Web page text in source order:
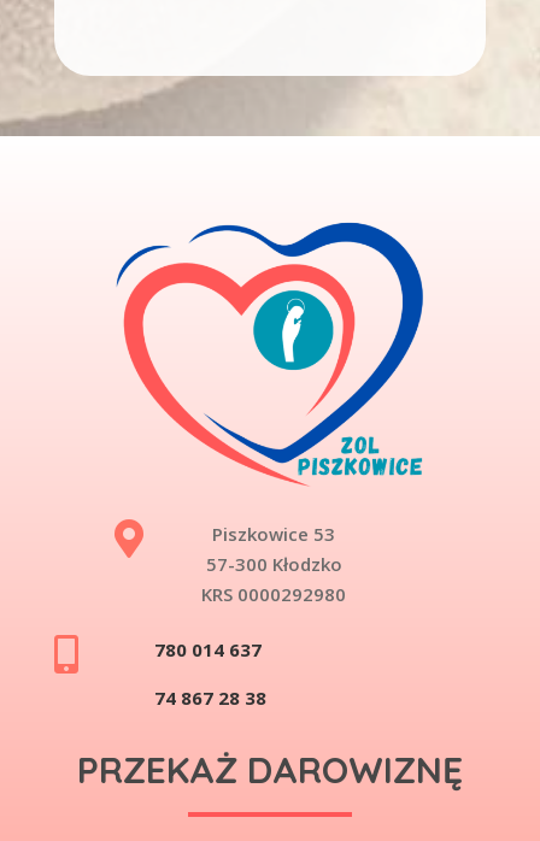

Piszkowice 53
57-300 Kłodzko
KRS 0000292980

780 014 637
74 867 28 38
PRZEKAŻ DAROWIZNĘ